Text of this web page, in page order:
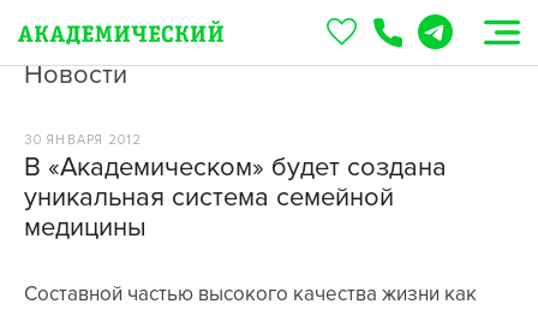
Новости
30 ЯНВАРЯ 2012
В «Академическом» будет создана
уникальная система семейной
медицины
Составной частью высокого качества жизни как